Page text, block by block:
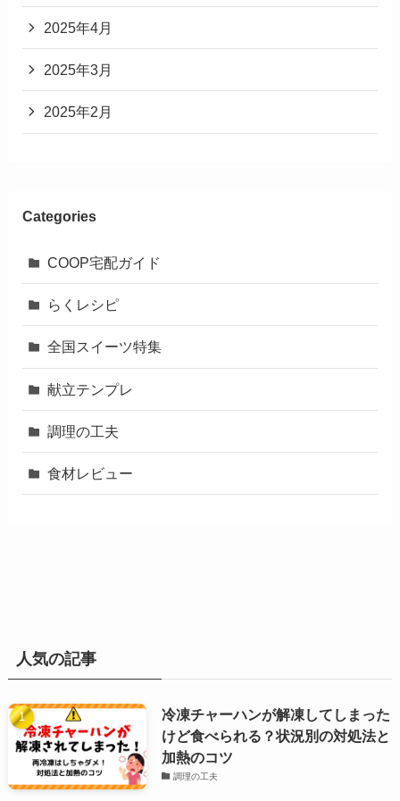
2025年4月
2025年3月
2025年2月
Categories
COOP宅配ガイド
らくレシピ
全国スイーツ特集
献立テンプレ
調理の工夫
食材レビュー
人気の記事
冷凍チャーハンが解凍してしまった
けど食べられる？状況別の対処法と
加熱のコツ
調理の工夫